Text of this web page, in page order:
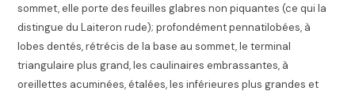
sommet, elle porte des feuilles glabres non piquantes (ce qui la
distingue du Laiteron rude); profondément pennatilobées, à
lobes dentés, rétrécis de la base au sommet, le terminal
triangulaire plus grand, les caulinaires embrassantes, à
oreillettes acuminées, étalées, les inférieures plus grandes et